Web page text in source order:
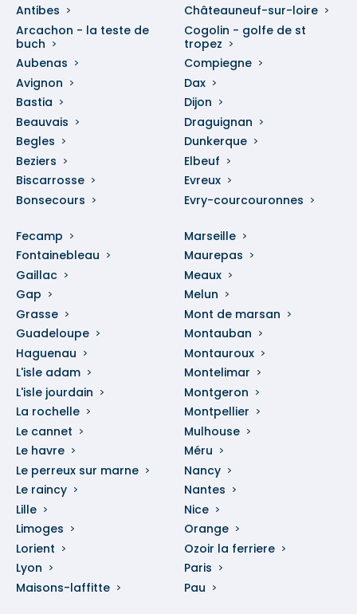
Antibes
Arcachon - la teste de
buch
Aubenas
Avignon
Bastia
Beauvais
Begles
Beziers
Biscarrosse
Bonsecours
Châteauneuf-sur-loire
Cogolin - golfe de st
tropez
Compiegne
Dax
Dijon
Draguignan
Dunkerque
Elbeuf
Evreux
Evry-courcouronnes
Fecamp
Fontainebleau
Gaillac
Gap
Grasse
Guadeloupe
Haguenau
L'isle adam
L'isle jourdain
La rochelle
Le cannet
Le havre
Le perreux sur marne
Le raincy
Lille
Limoges
Lorient
Lyon
Maisons-laffitte
Marseille
Maurepas
Meaux
Melun
Mont de marsan
Montauban
Montauroux
Montelimar
Montgeron
Montpellier
Mulhouse
Méru
Nancy
Nantes
Nice
Orange
Ozoir la ferriere
Paris
Pau